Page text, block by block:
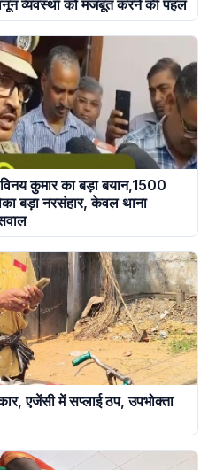
व्यवस्था को मजबूत करने की पहल
विनय कुमार का बड़ा बयान,1500
बड़ा नरसंहार, केवल थाना
एजेंसी में सप्लाई ठप, उपभोक्ता